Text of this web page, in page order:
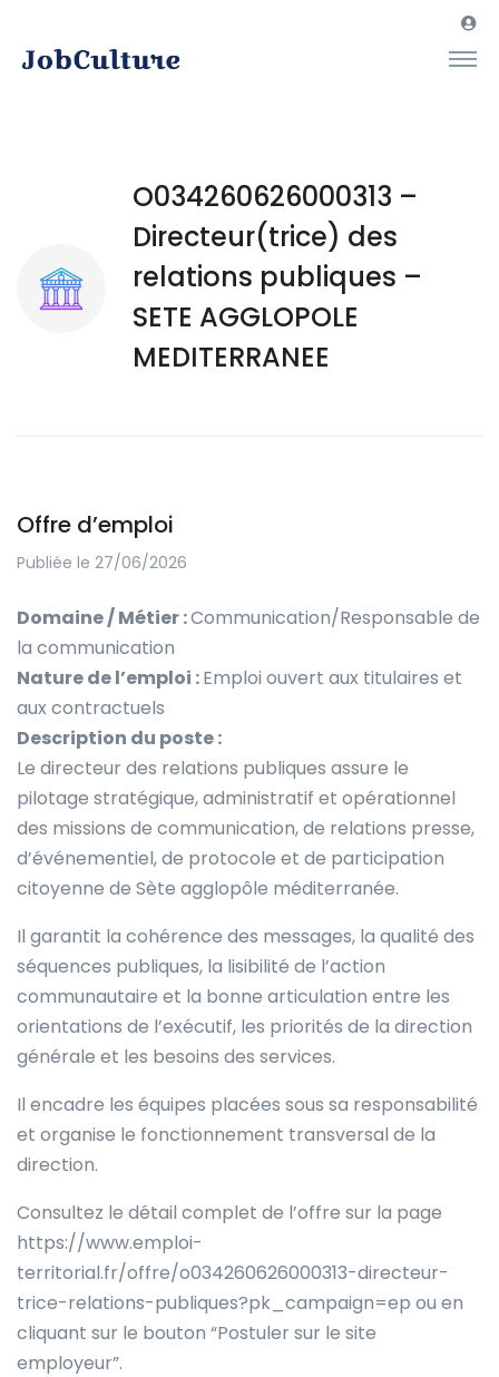
O034260626000313 –
Directeur(trice) des
relations publiques –
SETE AGGLOPOLE
MEDITERRANEE
Offre d’emploi
Publiée le 27/06/2026
Domaine / Métier :Communication/Responsable de
la communication
Nature de l’emploi :Emploi ouvert aux titulaires et
aux contractuels
Description du poste :
Le directeur des relations publiques assure le
pilotage stratégique, administratif et opérationnel
des missions de communication, de relations presse,
d’événementiel, de protocole et de participation
citoyenne de Sète agglopôle méditerranée.
Il garantit la cohérence des messages, la qualité des
séquences publiques, la lisibilité de l’action
communautaire et la bonne articulation entre les
orientations de l’exécutif, les priorités de la direction
générale et les besoins des services.
Il encadre les équipes placées sous sa responsabilité
et organise le fonctionnement transversal de la
direction.
Consultez le détail complet de l’offre sur la page
https://www.emploi-
territorial.fr/offre/o034260626000313-directeur-
trice-relations-publiques?pk_campaign=ep ou en
cliquant sur le bouton “Postuler sur le site
employeur”.